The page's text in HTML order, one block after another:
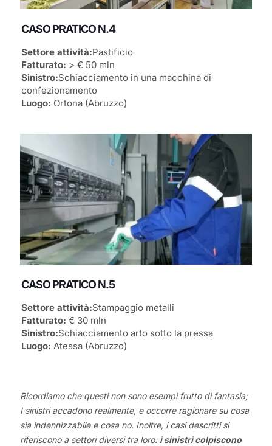
CASO PRATICO N.4
Settore attività:Pastificio
Fatturato: > € 50 mln
Sinistro:Schiacciamento in una macchina di
confezionamento
Luogo: Ortona (Abruzzo)
CASO PRATICO N.5
Settore attività:Stampaggio metalli
Fatturato: € 30 mln
Sinistro:Schiacciamento arto sotto la pressa
Luogo: Atessa (Abruzzo)
Ricordiamo che questi non sono esempi frutto di fantasia;
I sinistri accadono realmente, e occorre ragionare su cosa
sia indennizzabile e cosa no. Inoltre, i casi descritti si
riferiscono a settori diversi tra loro: i sinistri colpiscono